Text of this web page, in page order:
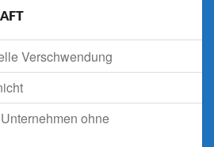
Verschwendung
ohne